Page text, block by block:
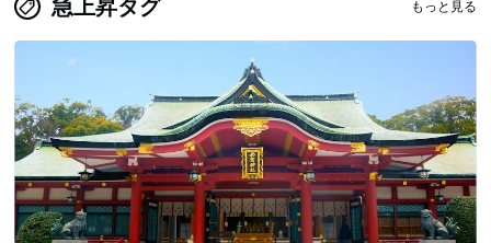
急上昇タグ もっと見る